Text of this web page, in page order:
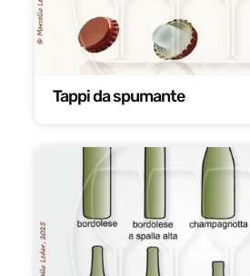
Tappi da spumante